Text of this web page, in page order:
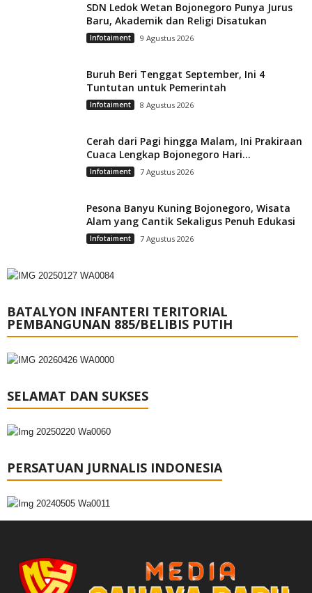
SDN Ledok Wetan Bojonegoro Punya Jurus
Baru, Akademik dan Religi Disatukan
Infotaiment 9 Agustus 2026
Buruh Beri Tenggat September, Ini 4
Tuntutan untuk Pemerintah
Infotaiment 8 Agustus 2026
Cerah dari Pagi hingga Malam, Ini Prakiraan
Cuaca Lengkap Bojonegoro Hari...
Infotaiment 7 Agustus 2026
Pesona Banyu Kuning Bojonegoro, Wisata
Alam yang Cantik Sekaligus Penuh Edukasi
Infotaiment 7 Agustus 2026
BATALYON INFANTERI TERITORIAL
PEMBANGUNAN 885/BELIBIS PUTIH
SELAMAT DAN SUKSES
PERSATUAN JURNALIS INDONESIA